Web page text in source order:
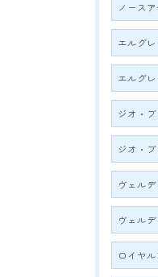
ノース
エルグ
エルグ
ジオ・
ジオ・
ヴェル
ヴェル
ロイヤ